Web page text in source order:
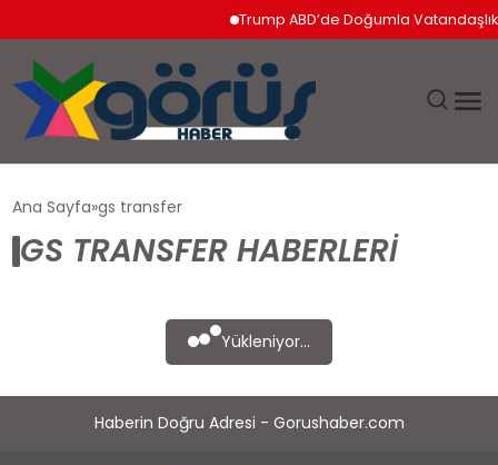
Trump ABD’de Doğumla Vatandaşlık
EKONOMI
Ana Sayfa gs transfer
GS TRANSFER HABERLERI
Yükleniyor...
Haberin Doğru Adresi - Gorushaber.com